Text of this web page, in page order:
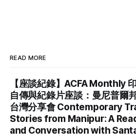
READ MORE
【座談紀錄】ACFA Monthly
自傳與紀錄片座談：曼尼普爾
台灣分享會 Contemporary
Stories from Manipur: A
and Conversation with